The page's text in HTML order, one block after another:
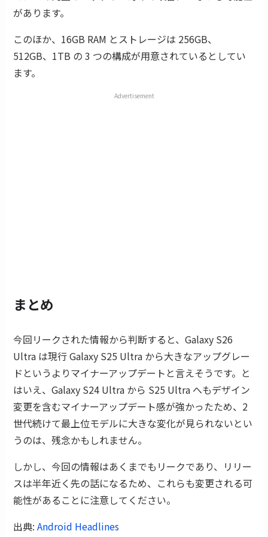
があります。
このほか、16GB RAM とストレージは 256GB、
512GB、1TB の 3 つの構成が用意されているとしてい
ます。
Advertisement
まとめ
今回リークされた情報から判断すると、Galaxy S26
Ultra は現行 Galaxy S25 Ultra から大きなアップグレー
ドというよりマイナーアップデートと言えそうです。と
はいえ、Galaxy S24 Ultra から S25 Ultra へもデザイン
変更を含むマイナーアップデート感が強かったため、2
世代続けて最上位モデルに大きな変化が見られないとい
うのは、残念かもしれません。
しかし、今回の情報はあくまでもリークであり、リリー
スは半年近く先の話になるため、これらも変更される可
能性があることに注意してください。
出典:Android Headlines